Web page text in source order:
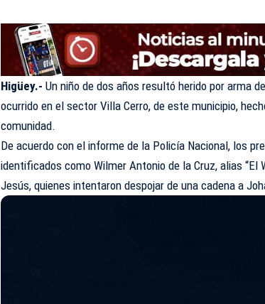
Higüey.- Un niño de dos años resultó herido por arma
ocurrido en el sector Villa Cerro, de este municipio,
comunidad.
De acuerdo con el informe de la Policía Nacional, los
identificados como Wilmer Antonio de la Cruz, alias “El
Jesús, quienes intentaron despojar de una cadena a